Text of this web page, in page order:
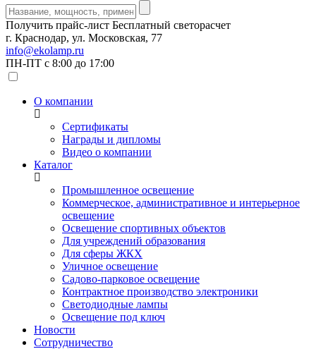
Получить прайс-лист Бесплатный светорасчет
г. Краснодар, ул. Московская, 77
info@ekolamp.ru
ПН-ПТ с 8:00 до 17:00
О компании
Сертификаты
Награды и дипломы
Видео о компании
Каталог
Промышленное освещение
Коммерческое, административное и интерьерное
освещение
Освещение спортивных объектов
Для учреждений образования
Для сферы ЖКХ
Уличное освещение
Садово-парковое освещение
Контрактное производство электроники
Светодиодные лампы
Освещение под ключ
Новости
Сотрудничество